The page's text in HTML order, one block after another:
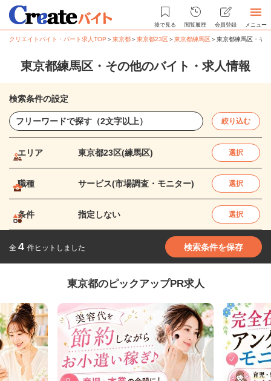
後で見る 閲覧履歴 会員登録 メニュー
クリエイトバイト・パート求人TOP ＞東京都＞東京都23区＞東京都練馬区＞東京都練馬区・そ
東京都練馬区・その他のバイト・求人情報
検索条件の設定
絞り込む
エリア 東京都23区(練馬区) 選択
職種 サービス(市場調査・モニター) 選択
条件 指定しない 選択
全 4 件ヒットしました 検索条件を保存
東京都のピックアップPR求人